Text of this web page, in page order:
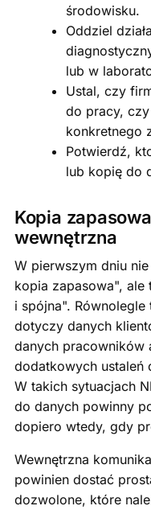
środowisku.
Oddziel
lub w
Ustal, czy
do pracy,
konkretnego
Potwierdź,
lub kopię do
Kopia
wewnętrzna
W pierwszym dniu
kopia zapasowa", ale
i spójna".
dotyczy danych
danych pracowników
dodatkowych ustaleń
W takich sytuacjach
do danych powinny
dopiero wtedy, gdy
Wewnętrzna
powinien dostać
dozwolone, które